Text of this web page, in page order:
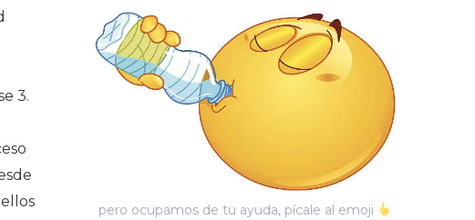
3.
pero ocupamos de tu ayuda, pícale al emoji